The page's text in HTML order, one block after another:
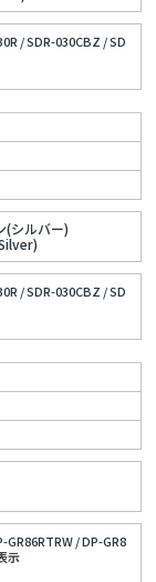
/SDR-030CBZ /SD
(シルバー)
/SDR-030CBZ /SD
GR86RTRW /DP-GR8
⽰